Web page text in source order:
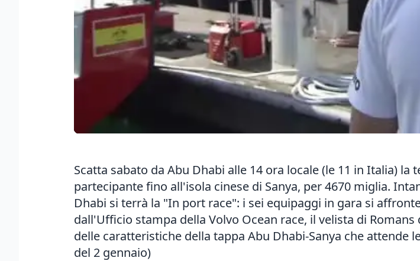
Scatta sabato da Abu Dhabi alle 14 ora locale (le 11 in Italia)
partecipante fino all'isola cinese di Sanya, per 4670 miglia.
Dhabi si terrà la "In port race": i sei equipaggi in gara si
dall'Ufficio stampa della Volvo Ocean race, il velista di
delle caratteristiche della tappa Abu Dhabi-Sanya che attende
del 2 gennaio)